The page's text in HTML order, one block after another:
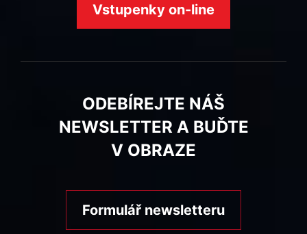
Vstupenky on-line
ODEBÍREJTE NÁŠ
NEWSLETTER A BUĎTE
V OBRAZE
Formulář newsletteru